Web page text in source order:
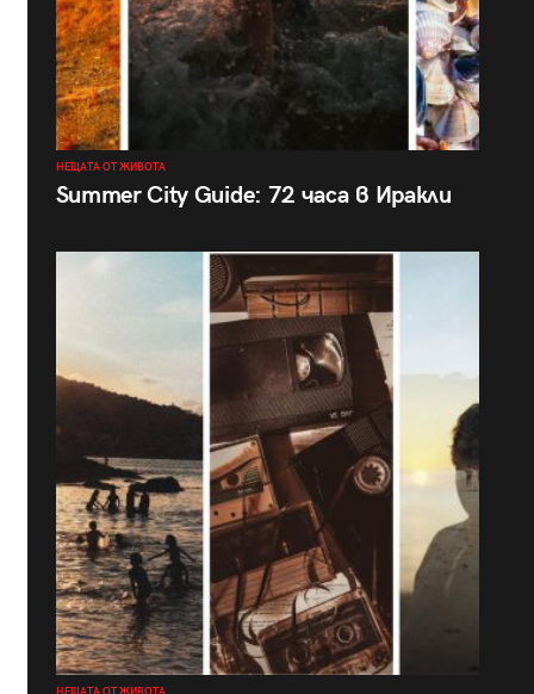
НЕЩАТА ОТ ЖИВОТА
Summer City Guide: 72 часа в Иракли